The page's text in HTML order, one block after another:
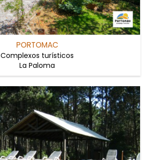
PORTOMAC
Complexos turísticos
La Paloma